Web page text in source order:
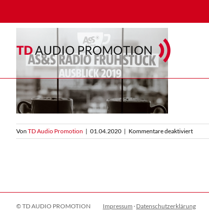
Von TD Audio Promotion | 01.04.2020 | Kommentare deaktiviertfür
AS&S-
Peter
Stark
© TD AUDIO PROMOTION Impressum · Datenschutzerklärung